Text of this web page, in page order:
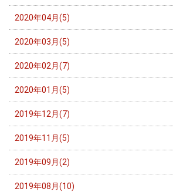
2020年04月(5)
2020年03月(5)
2020年02月(7)
2020年01月(5)
2019年12月(7)
2019年11月(5)
2019年09月(2)
2019年08月(10)